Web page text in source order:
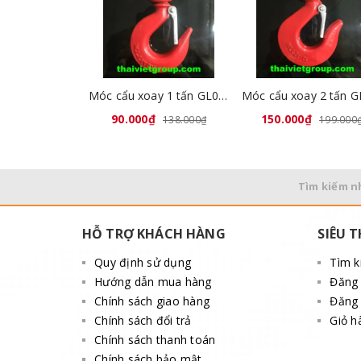
Móc cẩu xoay 1 tấn GL0711-02
90.000₫ 138.000₫ 150.000₫
Tìm kiếm
HỖ TRỢ KHÁCH HÀNG
Quy định sử dụng
Hướng dẫn mua hàng
Chính sách giao hàng
Chính sách đổi trả
Chính sách thanh toán
SIÊU
Tìm
Đăng
Đăng
Giỏ